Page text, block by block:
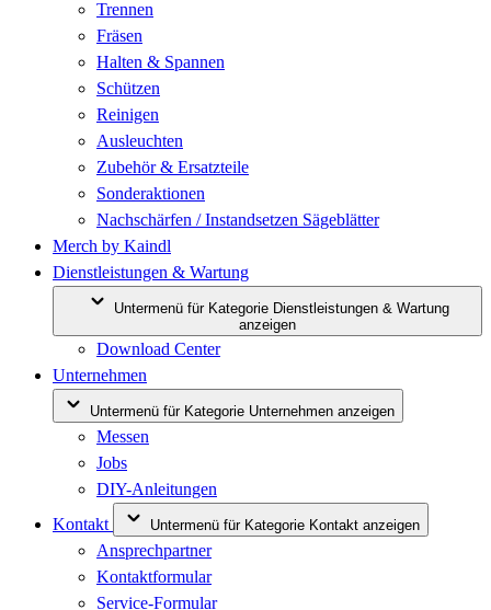
Trennen
Fräsen
Halten & Spannen
Schützen
Reinigen
Ausleuchten
Zubehör & Ersatzteile
Sonderaktionen
Nachschärfen / Instandsetzen Sägeblätter
Merch by Kaindl
Dienstleistungen & Wartung
Untermenü für Kategorie Dienstleistungen & Wartung
anzeigen
Download Center
Unternehmen
Untermenü für Kategorie Unternehmen anzeigen
Messen
Jobs
DIY-Anleitungen
Kontakt
Untermenü für Kategorie Kontakt anzeigen
Ansprechpartner
Kontaktformular
Service-Formular